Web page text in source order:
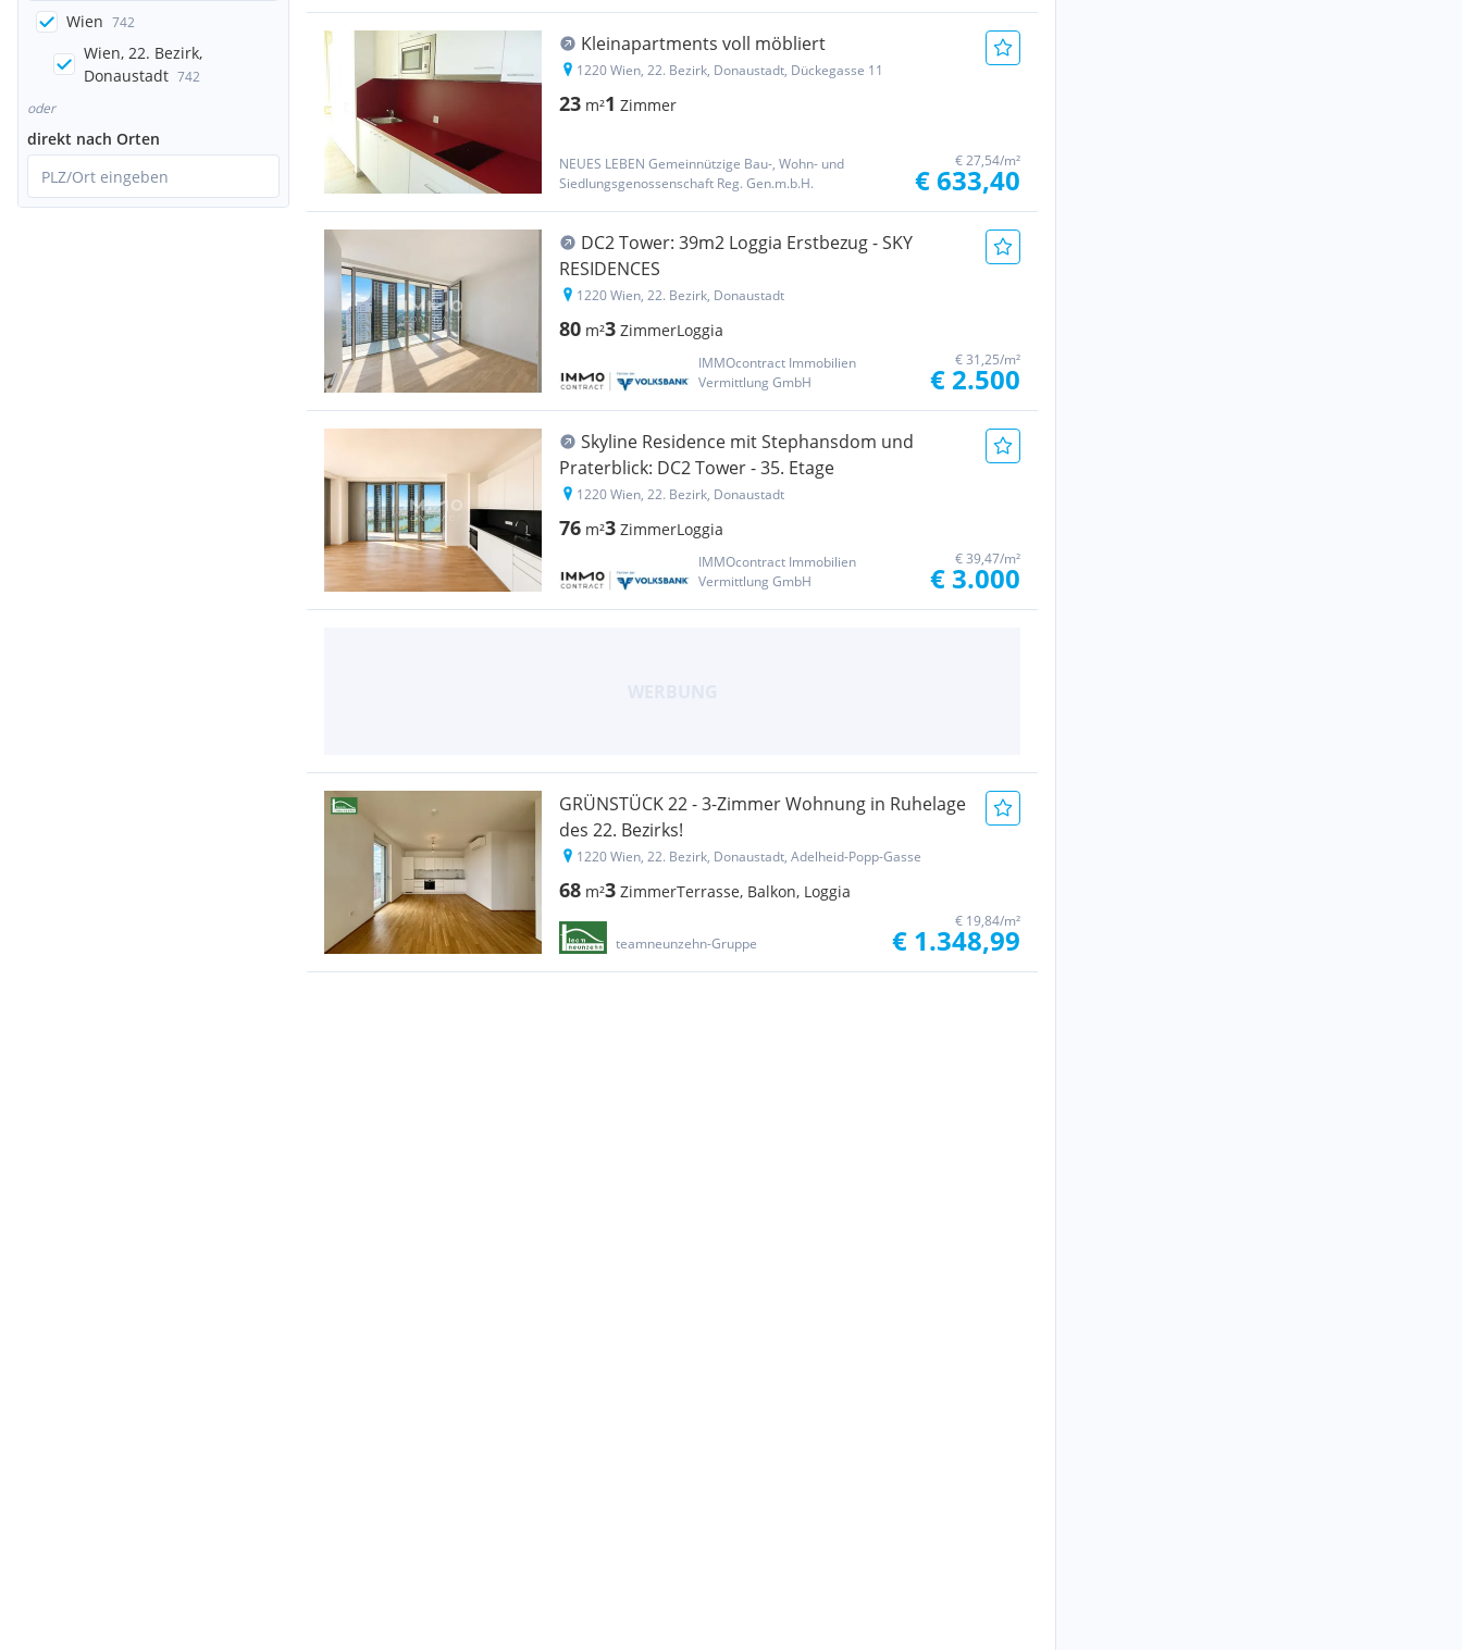
Wien 742
Wien, 22. Bezirk,
Donaustadt 742
oder
direkt nach Orten
PLZ/Ort eingeben
Kleinapartments voll möbliert
1220 Wien, 22. Bezirk, Donaustadt, Dückegasse 11
23 m²1 Zimmer
NEUES LEBEN Gemeinnützige Bau-, Wohn- und
Siedlungsgenossenschaft Reg. Gen.m.b.H.
€ 27,54/m²
€ 633,40
DC2 Tower: 39m2 Loggia Erstbezug - SKY
RESIDENCES
1220 Wien, 22. Bezirk, Donaustadt
80 m²3 ZimmerLoggia
IMMOcontract Immobilien
Vermittlung GmbH
€ 31,25/m²
€ 2.500
Skyline Residence mit Stephansdom und
Praterblick: DC2 Tower - 35. Etage
1220 Wien, 22. Bezirk, Donaustadt
76 m²3 ZimmerLoggia
IMMOcontract Immobilien
Vermittlung GmbH
€ 39,47/m²
€ 3.000
GRÜNSTÜCK 22 - 3-Zimmer Wohnung in Ruhelage
des 22. Bezirks!
1220 Wien, 22. Bezirk, Donaustadt, Adelheid-Popp-Gasse
68 m²3 ZimmerTerrasse, Balkon, Loggia
teamneunzehn-Gruppe
€ 19,84/m²
€ 1.348,99